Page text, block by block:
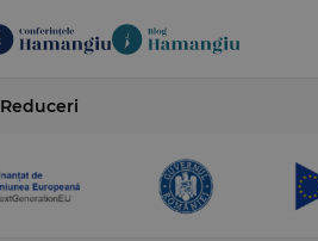
Reduceri